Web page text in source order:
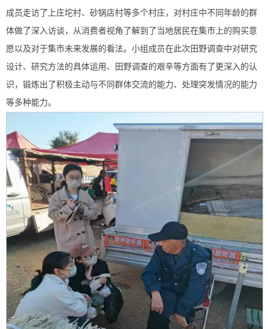
成员走访了上庄坨村、砂锅店村等多个村庄，对村庄中不同年龄的群
体做了深入访谈，从消费者视角了解到了当地居民在集市上的购买意
愿以及对于集市未来发展的看法。小组成员在此次田野调查中对研究
设计、研究方法的具体运用、田野调查的艰辛等方面有了更深入的认
识，锻炼出了积极主动与不同群体交流的能力、处理突发情况的能力
等多种能力。